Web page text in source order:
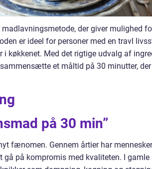
der giver mulighed
er ideel for personer med en travl
køkkenet. Med det rigtige udvalg af
et måltid på 30 minutter,
på 30 min”
fænomen. Gennem årtier har
på kompromis med kvaliteten. I gamle